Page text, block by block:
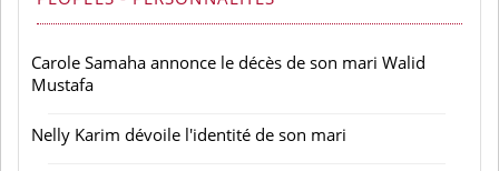
Carole Samaha annonce le décès de son mari Walid
Mustafa
Nelly Karim dévoile l'identité de son mari